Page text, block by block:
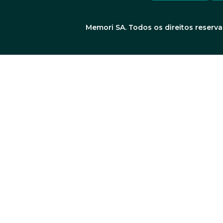
Memori SA. Todos os direitos